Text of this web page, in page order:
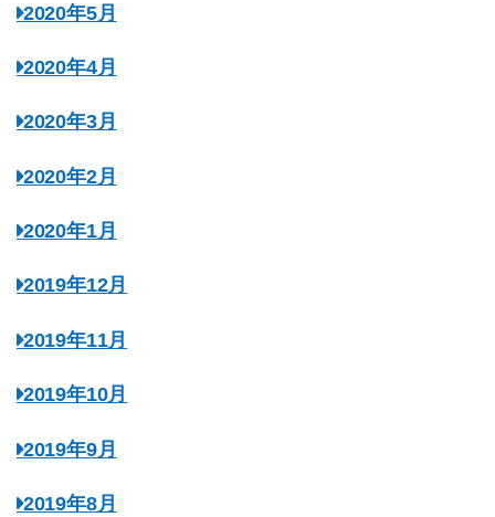
2020年5月
2020年4月
2020年3月
2020年2月
2020年1月
2019年12月
2019年11月
2019年10月
2019年9月
2019年8月